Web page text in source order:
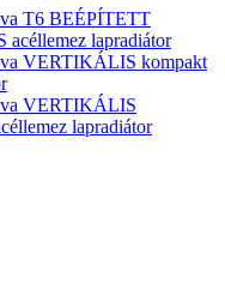
T6 BEÉPÍTETT
lapradiátor
VERTIKÁLIS kompakt
VERTIKÁLIS
lapradiátor